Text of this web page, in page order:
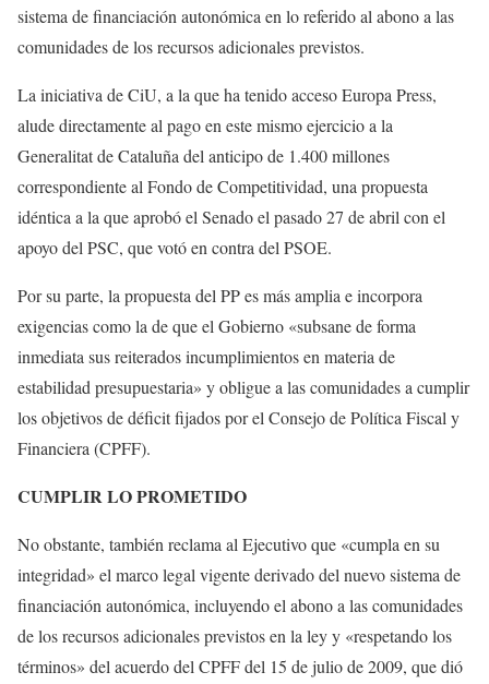
sistema de financiación autonómica en lo referido al abono a las
comunidades de los recursos adicionales previstos.
La iniciativa de CiU, a la que ha tenido acceso Europa Press,
alude directamente al pago en este mismo ejercicio a la
Generalitat de Cataluña del anticipo de 1.400 millones
correspondiente al Fondo de Competitividad, una propuesta
idéntica a la que aprobó el Senado el pasado 27 de abril con el
apoyo del PSC, que votó en contra del PSOE.
Por su parte, la propuesta del PP es más amplia e incorpora
exigencias como la de que el Gobierno «subsane de forma
inmediata sus reiterados incumplimientos en materia de
estabilidad presupuestaria» y obligue a las comunidades a cumplir
los objetivos de déficit fijados por el Consejo de Política Fiscal y
Financiera (CPFF).
CUMPLIR LO PROMETIDO
No obstante, también reclama al Ejecutivo que «cumpla en su
integridad» el marco legal vigente derivado del nuevo sistema de
financiación autonómica, incluyendo el abono a las comunidades
de los recursos adicionales previstos en la ley y «respetando los
términos» del acuerdo del CPFF del 15 de julio de 2009, que dió